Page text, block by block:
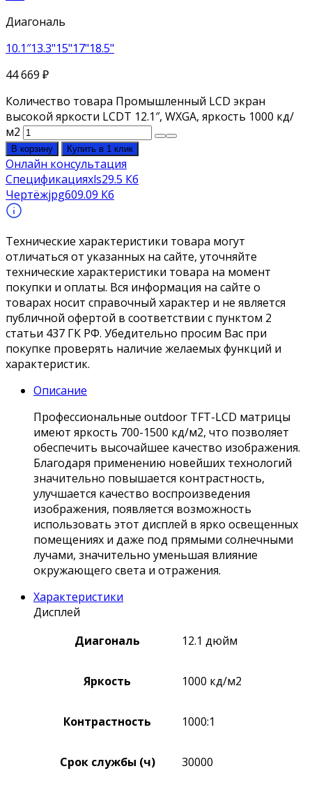
Диагональ
10.1″13.3"15"17"18.5"
44 669 ₽
Количество товара Промышленный LCD экран
высокой яркости LCDT 12.1″, WXGA, яркость 1000 кд/
м2
В корзину Купить в 1 клик
Онлайн консультация
Спецификацияxls29.5 Кб
Чертёжjpg609.09 Кб
Технические характеристики товара могут
отличаться от указанных на сайте, уточняйте
технические характеристики товара на момент
покупки и оплаты. Вся информация на сайте о
товарах носит справочный характер и не является
публичной офертой в соответствии с пунктом 2
статьи 437 ГК РФ. Убедительно просим Вас при
покупке проверять наличие желаемых функций и
характеристик.
Описание
Профессиональные outdoor TFT-LCD матрицы
имеют яркость 700-1500 кд/м2, что позволяет
обеспечить высочайшее качество изображения.
Благодаря применению новейших технологий
значительно повышается контрастность,
улучшается качество воспроизведения
изображения, появляется возможность
использовать этот дисплей в ярко освещенных
помещениях и даже под прямыми солнечными
лучами, значительно уменьшая влияние
окружающего света и отражения.
Характеристики
Дисплей
Диагональ
12.1 дюйм
Яркость 1000 кд/м2
Контрастность 1000:1
Срок службы (ч) 30000